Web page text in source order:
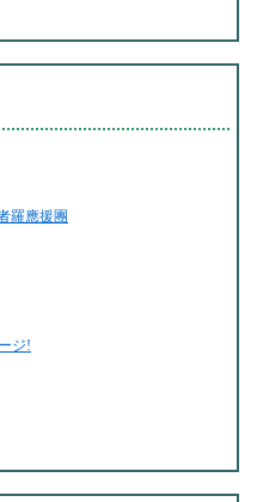
羅應援團
ジ!